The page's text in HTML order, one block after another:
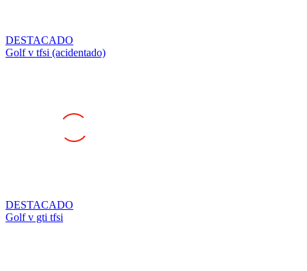
Golf v tfsi (acidentado)
Golf v gti tfsi